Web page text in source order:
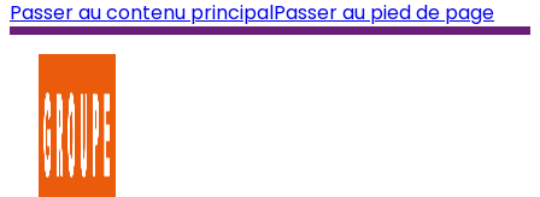
Passer au contenu principalPasser au pied de page